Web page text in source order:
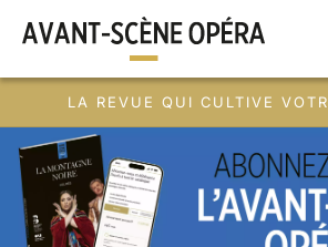
LA REVUE QUI CULTIVE